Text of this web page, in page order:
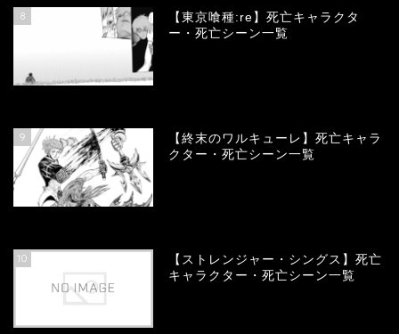
8
【東京喰種:re】死亡キャラクタ
ー・死亡シーン一覧
9
【終末のワルキューレ】死亡キャラ
クター・死亡シーン一覧
10
【ストレンジャー・シングス】死亡
キャラクター・死亡シーン一覧